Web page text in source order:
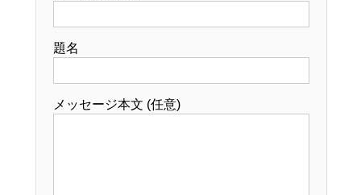
題名
メッセージ本文 (任意)